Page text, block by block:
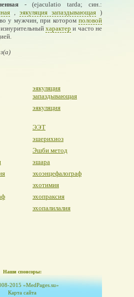
- (ejaculatio tarda; син.:
, эякуляция запаздывающая )
у мужчин, при котором половой
характер и часто не
эякуляция
запаздывающая
эякуляция
ЭЭТ
эшерихиоз
Эшби метод
эшара
эхоэнцефалограф
эхотимия
эхопраксия
эхопалилалия
Наши спонсоры:
2015 «MedPages.su»
Карта сайта